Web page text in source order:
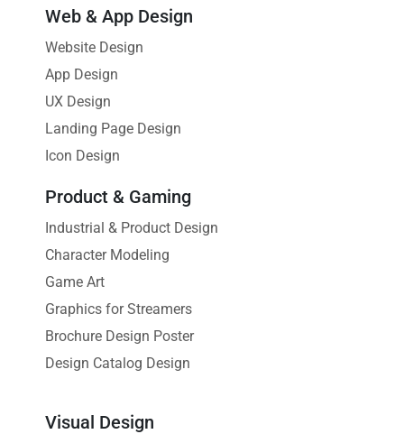
Web & App Design
Website Design
App Design
UX Design
Landing Page Design
Icon Design
Product & Gaming
Industrial & Product Design
Character Modeling
Game Art
Graphics for Streamers
Brochure Design Poster
Design Catalog Design
Visual Design